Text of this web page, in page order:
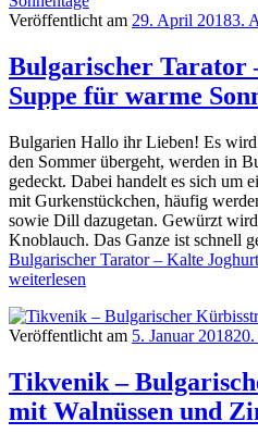
Veröffentlicht am 29. April 20183.
Bulgarischer Tarator
Suppe für warme
Bulgarien Hallo ihr Lieben! Es
den Sommer übergeht, werden in
gedeckt. Dabei handelt es sich um
mit Gurkenstückchen, häufig
sowie Dill dazugetan. Gewürzt
Knoblauch. Das Ganze ist schnell
Bulgarischer Tarator – Kalte
weiterlesen
Veröffentlicht am 5. Januar 2018
Tikvenik –
mit Walnüssen und